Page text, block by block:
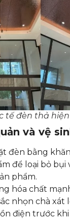
tế đèn thả hiện
và vệ
đèn bằng
để loại bỏ bụi
phẩm.
hóa chất
nhọn chà xát
điện trước khi